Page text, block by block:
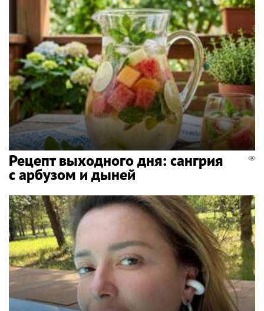
Рецепт выходного дня: сангрия
с арбузом и дыней